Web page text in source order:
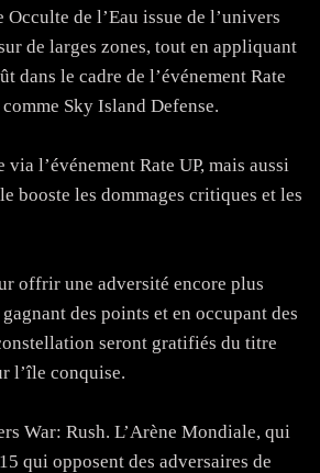
de l’Eau issue de l’univers
de larges zones, tout en appliquant
dans le cadre de l’événement Rate
Sky Island Defense.
l’événement Rate UP, mais aussi
booste les dommages critiques et les
offrir une adversité encore plus
des points et en occupant des
seront gratifiés du titre
l’île conquise.
War: Rush. L’Arène Mondiale, qui
qui opposent des adversaires de